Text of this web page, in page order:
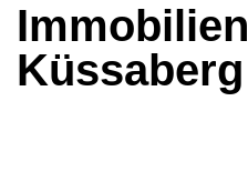
Immobilien
Küssaberg